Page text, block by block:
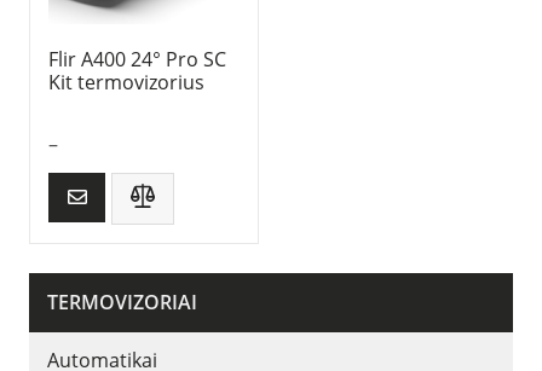
TERMOVIZORIAI
Automatikai
Flir A400 24° Pro SC
Kit termovizorius
–